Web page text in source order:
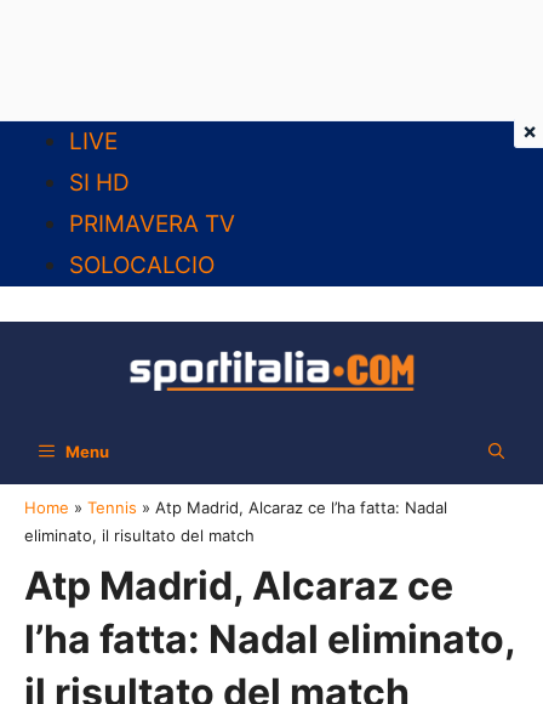
contenuto
LIVE
SI HD
PRIMAVERA TV
SOLOCALCIO
Menu
Home » Tennis » Atp Madrid, Alcaraz ce l’ha fatta: Nadal
eliminato, il risultato del match
Atp Madrid, Alcaraz ce
l’ha fatta: Nadal eliminato,
il risultato del match
×